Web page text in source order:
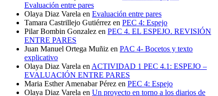
Evaluación entre pares
Olaya Diaz Varela en Evaluación entre pares
Tamara Castrillejo Gutiérrez en PEC 4: Espejo
Pilar Bombin Gonzalez en PEC 4. EL ESPEJO. REVISIÓN
ENTRE PARES
Juan Manuel Ortega Muñiz en PAC 4- Bocetos y texto
explicativo
Olaya Diaz Varela en ACTIVIDAD 1 PEC 4.1: ESPEJO –
EVALUACIÓN ENTRE PARES
Maria Esther Amenabar Pérez en PEC 4: Espejo
Olaya Diaz Varela en Un proyecto en torno a los diarios de